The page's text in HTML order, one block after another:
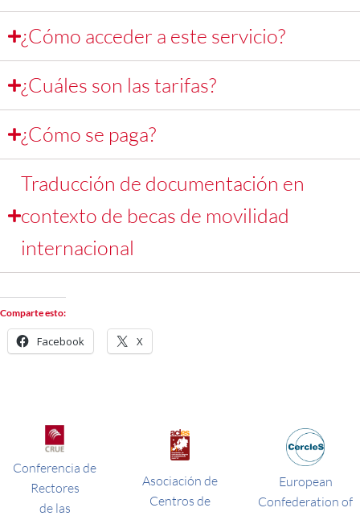
¿Cómo acceder a este servicio?
¿Cuáles son las tarifas?
¿Cómo se paga?
Traducción de documentación en
contexto de becas de movilidad
internacional
Comparte esto:
Facebook X
Conferencia de
Rectores
de las
Asociación de
Centros de
European
Confederation of